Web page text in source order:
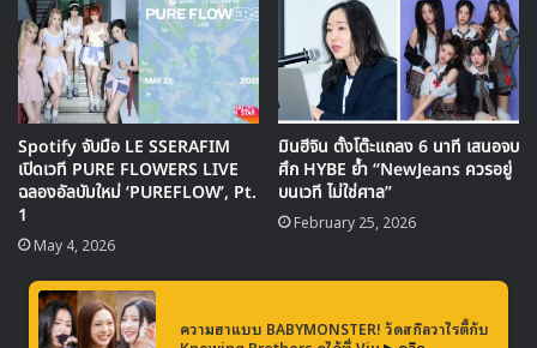
46 fromis_9
47 10CM
48 แบคฮยอน
49 NS Yoon-G
50 Vibe
51 จอกแจ
52 ชองฮา
53 Kep1er
54 โจยงพิล
55 อีซึงยุน